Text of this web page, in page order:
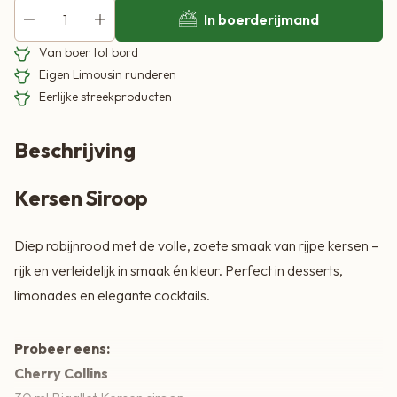
30 ml Bigallet Kersen siroop
40 ml gin
20 ml vers citroensap
Bruiswater
IJsblokjes
Shake siroop, gin en citroensap met ijs, schenk in een hoog
en citroenschijfje.
In boerderijmand
Van boer tot bord
Eigen Limousin runderen
Eerlijke streekproducten
Beschrijving
Kersen Siroop
Diep robijnrood met de volle, zoete smaak van rijpe kersen –
rijk en verleidelijk in smaak én kleur. Perfect in desserts,
limonades en elegante cocktails.
Probeer eens:
Cherry Collins